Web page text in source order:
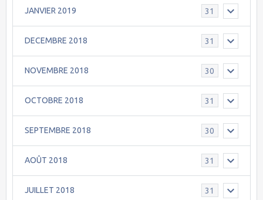
JANVIER 2019 31
DECEMBRE 2018 31
NOVEMBRE 2018 30
OCTOBRE 2018 31
SEPTEMBRE 2018 30
AOÛT 2018 31
JUILLET 2018 31